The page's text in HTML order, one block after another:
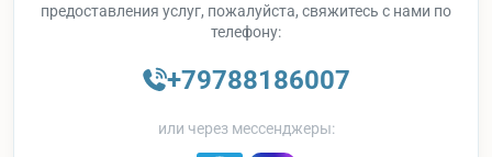
предоставления услуг, пожалуйста, свяжитесь с нами по
телефону:
+79788186007
или через мессенджеры: